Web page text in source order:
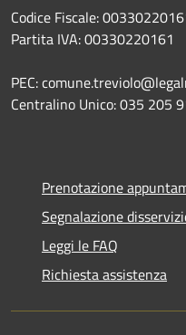
Codice Fiscale:
Partita IVA: 00330220161
PEC:
Centralino Unico:035 205
Prenotazione
Segnalazione
Leggi le FAQ
Richiesta assistenza